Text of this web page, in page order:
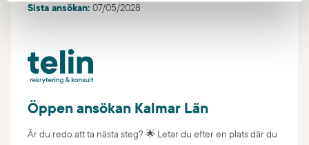
Sista ansökan: 07/05/2028
Öppen ansökan Kalmar Län
Är du redo att ta nästa steg? 🌟 Letar du efter en plats där du